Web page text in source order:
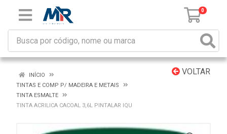
0
VOLTAR
INÍCIO
TINTAS E COMP P/ MADEIRA E METAIS
TINTA ESMALTE
TINTA ACRILICA CACOAL 3,6L PINTALAR IQU